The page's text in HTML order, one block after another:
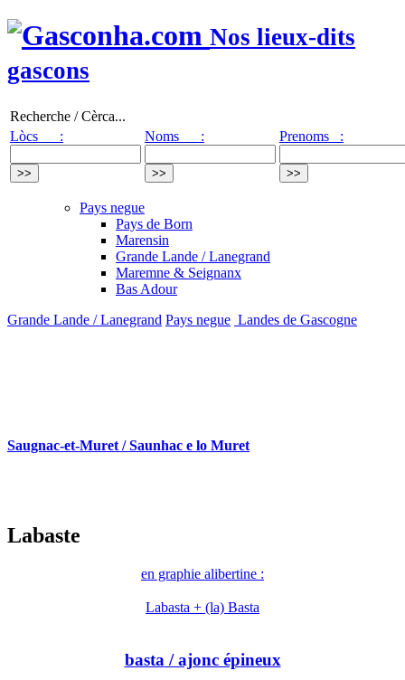
Nos lieux-dits
gascons
Recherche / Cèrca...
Lòcs :
Noms : Prenoms :
Pays negue
Pays de Born
Marensin
Grande Lande / Lanegrand
Maremne & Seignanx
Bas Adour
Grande Lande / Lanegrand Pays negue Landes de Gascogne
Saugnac-et-Muret / Saunhac e lo Muret
Labaste
en graphie alibertine :
Labasta + (la) Basta
basta / ajonc épineux